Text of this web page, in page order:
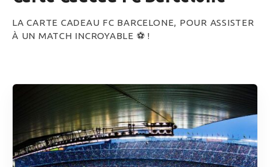
LA CARTE CADEAU FC BARCELONE, POUR ASSISTER
À UN MATCH INCROYABLE ⚽️ !